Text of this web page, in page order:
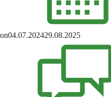
on04.07.202429.08.2025